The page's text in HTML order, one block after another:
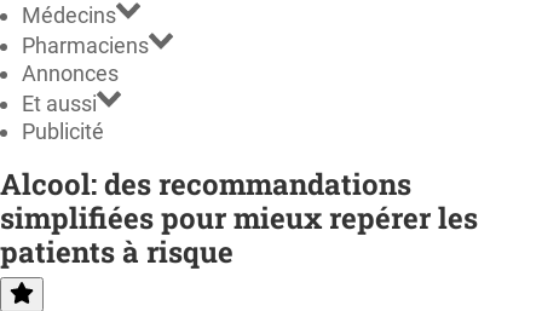
Médecins
Pharmaciens
Annonces
Et aussi
Publicité
Alcool: des recommandations
simplifiées pour mieux repérer les
patients à risque